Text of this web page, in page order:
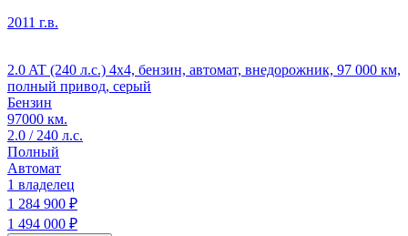
2011 г.в.
2.0 AT (240 л.с.) 4x4, бензин, автомат, внедорожник, 97 000 км,
полный привод, серый
Бензин
97000 км.
2.0 / 240 л.с.
Полный
Автомат
1 владелец
1 284 900 ₽
1 494 000 ₽